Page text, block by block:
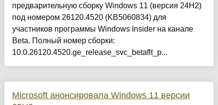
предварительную сборку Windows 11 (версия 24H2)
под номером 26120.4520 (KB5060834) для
участников программы Windows Insider на канале
Beta. Полный номер сборки:
10.0.26120.4520.ge_release_svc_betaflt_p...
Microsoft анонсировала Windows 11 версии